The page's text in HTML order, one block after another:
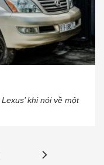
khi nói về một